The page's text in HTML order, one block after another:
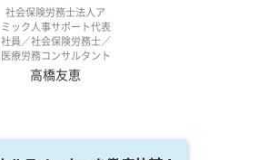
社会保険労務士法人ア
ミック人事サポート代表
社員／社会保険労務士／
医療労務コンサルタント
高橋友恵